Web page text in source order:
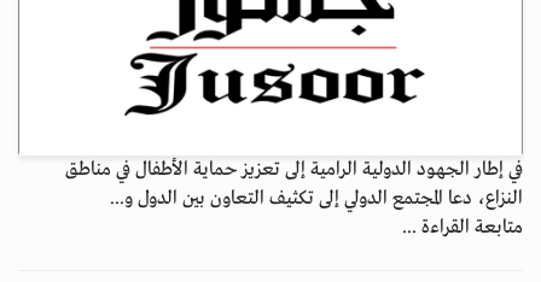
في إطار الجهود الدولية الرامية إلى تعزيز حماية الأطفال في مناطق
النزاع، دعا المجتمع الدولي إلى تكثيف التعاون بين الدول و...
متابعة القراءة ...